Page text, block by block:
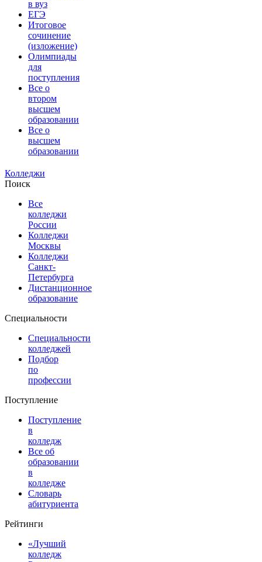
в вуз
ЕГЭ
Итоговое
сочинение
(изложение)
Олимпиады
для
поступления
Все о
втором
высшем
образовании
Все о
высшем
образовании
Колледжи
Поиск
Все
колледжи
России
Колледжи
Москвы
Колледжи
Санкт-
Петербурга
Дистанционное
образование
Специальности
Специальности
колледжей
Подбор
по
профессии
Поступление
Поступление
в
колледж
Все об
образовании
в
колледже
Словарь
абитуриента
Рейтинги
«Лучший
колледж